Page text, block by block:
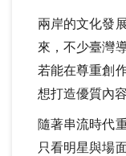
兩岸的文化發
來，不少臺灣
若能在尊重創
想打造優質內
隨著串流時代
只看明星與場